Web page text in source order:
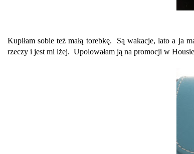
Kupiłam sobie też małą torebkę. Są wakacje, lato a ja
rzeczy i jest mi lżej. Upolowałam ją na promocji w